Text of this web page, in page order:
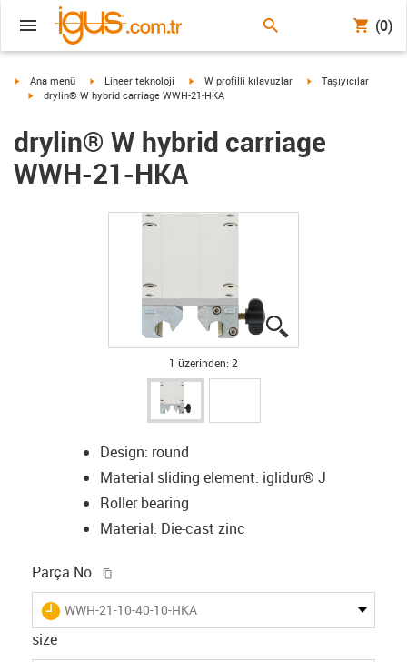
(0)
igus-icon-arrow-right
Ana menü igus-icon-arrow-right
Lineer teknoloji igus-icon-arrow-right
W profilli kılavuzlar igus-icon-arrow-right
Taşıyıcılar
igus-icon-arrow-right
drylin® W hybrid carriage WWH-21-HKA
drylin® W hybrid carriage
WWH-21-HKA
1 üzerinden: 2
Design: round
Material sliding element: iglidur® J
Roller bearing
Material: Die-cast zinc
Parça No.
igus-icon-lieferzeit
WWH-21-10-40-10-HKA
size